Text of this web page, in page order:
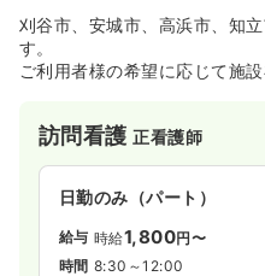
刈谷市、安城市、高浜市、知
す。
ご利用者様の希望に応じて施
訪問看護正看護師
日勤のみ（パート）
給与 時給1,800円〜
時間 8:30～12:00